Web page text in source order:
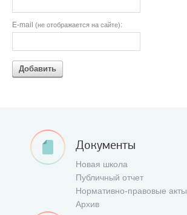
E-mail (не отображается на сайте):
Добавить
Документы
Новая школа
Публичный отчет
Нормативно-правовые акты
Архив